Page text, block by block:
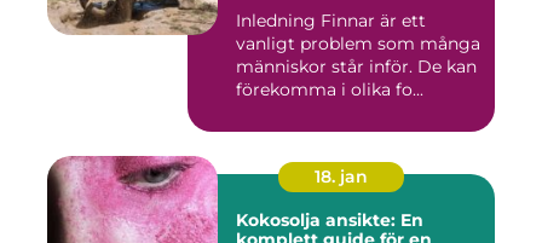
Inledning Finnar är ett
vanligt problem som många
människor står inför. De kan
förekomma i olika fo...
18. jan
Kokosolja ansikte: En